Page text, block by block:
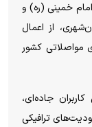
خمینی (ره) و
از اعمال
مواصلاتی کشور
جاده‌ای،
ترافیکی